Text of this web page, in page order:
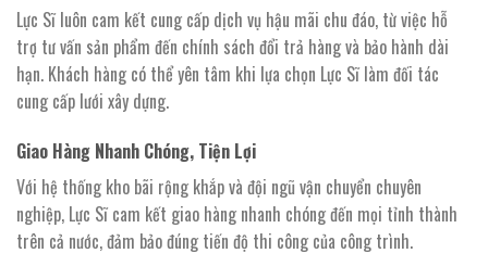
Lực Sĩ luôn cam kết cung cấp dịch vụ hậu mãi chu đáo, từ việc hỗ
trợ tư vấn sản phẩm đến chính sách đổi trả hàng và bảo hành dài
hạn. Khách hàng có thể yên tâm khi lựa chọn Lực Sĩ làm đối tác
cung cấp lưới xây dựng.
Giao Hàng Nhanh Chóng, Tiện Lợi
Với hệ thống kho bãi rộng khắp và đội ngũ vận chuyển chuyên
nghiệp, Lực Sĩ cam kết giao hàng nhanh chóng đến mọi tỉnh thành
trên cả nước, đảm bảo đúng tiến độ thi công của công trình.